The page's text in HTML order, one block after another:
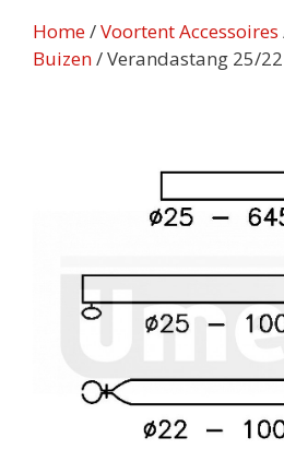
Home/Voortent Accessoires
Buizen/ Verandastang 25/